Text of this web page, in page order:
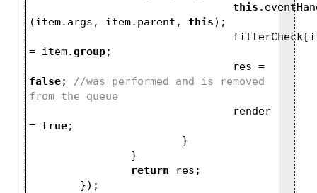
this
(item.args, item.parent, this);
= item.group;
false; //was performed and is removed
from the queue
= true;
			}
		}
return res;
	});